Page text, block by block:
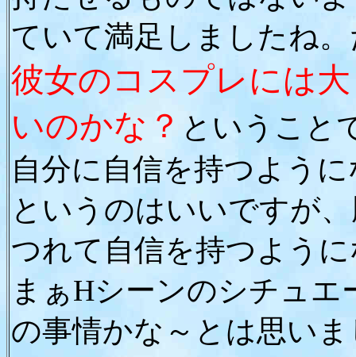
ていて満足しましたね
彼女のコスプレには
いのかな？ ということ
自分に自信を持つよう
というのはいいですが
つれて自信を持つよう
まぁHシーンのシチュ
の事情かな～とは思い